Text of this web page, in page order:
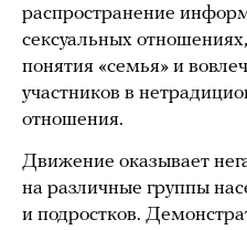
распространение
сексуальных
понятия «семья» и
участников в
отношения.
Движение оказывает
на различные группы
и подростков.